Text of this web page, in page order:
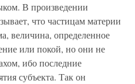
В произведении
что частицам материи
величина, определенное
или покой, но они не
ибо последние
субъекта. Так он